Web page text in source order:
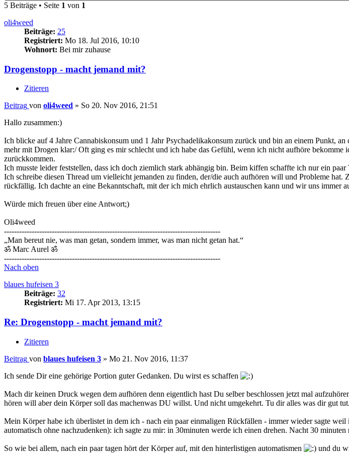
5 Beiträge • Seite 1 von 1
oli4weed
Beiträge: 25
Registriert: Mo 18. Jul 2016, 10:10
Wohnort: Bei mir zuhause
Drogenstopp - macht jemand mit?
Zitieren
Beitrag von oli4weed » So 20. Nov 2016, 21:51
Hallo zusammen:)
Ich blicke auf 4 Jahre Cannabiskonsum und 1 Jahr Psychadelikakonsum zurück und bin an einem Punkt,
mehr mit Drogen klar:/ Oft ging es mir schlecht und ich habe das Gefühl, wenn ich nicht aufhöre
zurückkommen.
Ich musste leider feststellen, dass ich doch ziemlich stark abhängig bin. Beim kiffen schaffte ich nur ein paar
Ich schreibe diesen Thread um vielleicht jemanden zu finden, der/die auch aufhören will und Probleme
rückfällig. Ich dachte an eine Bekanntschaft, mit der ich mich ehrlich austauschen kann und wir uns immer
Würde mich freuen über eine Antwort;)
Oli4weed
--------------------------------------------------------------------------------------
„Man bereut nie, was man getan, sondern immer, was man nicht getan hat.“
ॐ Marc Aurel ॐ
--------------------------------------------------------------------------------------
Nach oben
blaues hufeisen 3
Beiträge: 32
Registriert: Mi 17. Apr 2013, 13:15
Re: Drogenstopp - macht jemand mit?
Zitieren
Beitrag von blaues hufeisen 3 » Mo 21. Nov 2016, 11:37
Ich sende Dir eine gehörige Portion guter Gedanken. Du wirst es schaffen
Mach dir keinen Druck wegen dem aufhören denn eigentlich hast Du selber beschlossen jetzt mal
hören will aber dein Körper soll das machenwas DU willst. Und nicht umgekehrt. Tu dir alles was dir gut
Mein Körper habe ich überlistet in dem ich - nach ein paar einmaligen Rückfällen - immer wieder sagte
automatisch ohne nachzudenken): ich sagte zu mir: in 30minuten werde ich einen drehen. Nacht 30
So wie bei allem, nach ein paar tagen hört der Körper auf, mit den hinterlistigen automatismen und du